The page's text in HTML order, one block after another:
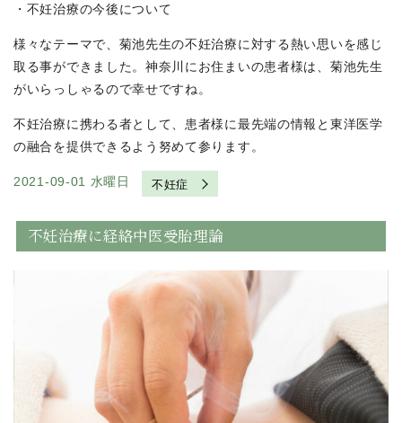
・不妊治療の今後について
様々なテーマで、菊池先生の不妊治療に対する熱い思いを感じ
取る事ができました。神奈川にお住まいの患者様は、菊池先生
がいらっしゃるので幸せですね。
不妊治療に携わる者として、患者様に最先端の情報と東洋医学
の融合を提供できるよう努めて参ります。
2021-09-01 水曜日 不妊症
不妊治療に経絡中医受胎理論